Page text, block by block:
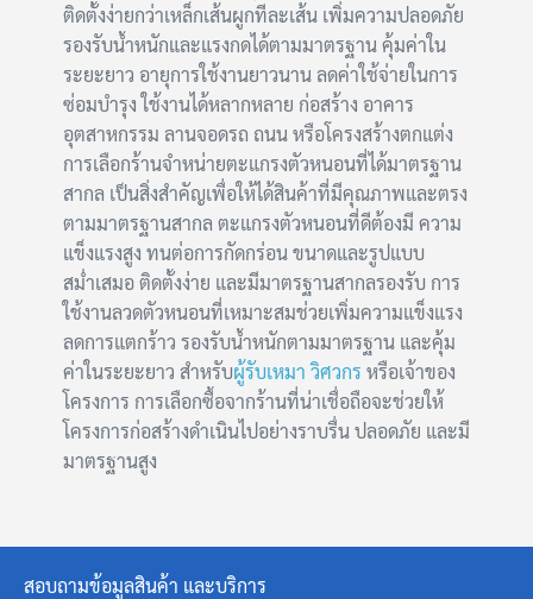
ติดตั้งง่ายกว่าเหล็กเส้นผูกทีละเส้น เพิ่มความปลอดภัย
รองรับน้ำหนักและแรงกดได้ตามมาตรฐาน คุ้มค่าใน
ระยะยาว อายุการใช้งานยาวนาน ลดค่าใช้จ่ายในการ
ซ่อมบำรุง ใช้งานได้หลากหลาย ก่อสร้าง อาคาร
อุตสาหกรรม ลานจอดรถ ถนน หรือโครงสร้างตกแต่ง
การเลือกร้านจำหน่ายตะแกรงตัวหนอนที่ได้มาตรฐาน
สากล เป็นสิ่งสำคัญเพื่อให้ได้สินค้าที่มีคุณภาพและตรง
ตามมาตรฐานสากล ตะแกรงตัวหนอนที่ดีต้องมี ความ
แข็งแรงสูง ทนต่อการกัดกร่อน ขนาดและรูปแบบ
สม่ำเสมอ ติดตั้งง่าย และมีมาตรฐานสากลรองรับ การ
ใช้งานลวดตัวหนอนที่เหมาะสมช่วยเพิ่มความแข็งแรง
ลดการแตกร้าว รองรับน้ำหนักตามมาตรฐาน และคุ้ม
ค่าในระยะยาว สำหรับผู้รับเหมา วิศวกร หรือเจ้าของ
โครงการ การเลือกซื้อจากร้านที่น่าเชื่อถือจะช่วยให้
โครงการก่อสร้างดำเนินไปอย่างราบรื่น ปลอดภัย และมี
มาตรฐานสูง
สอบถามข้อมูลสินค้า และบริการ